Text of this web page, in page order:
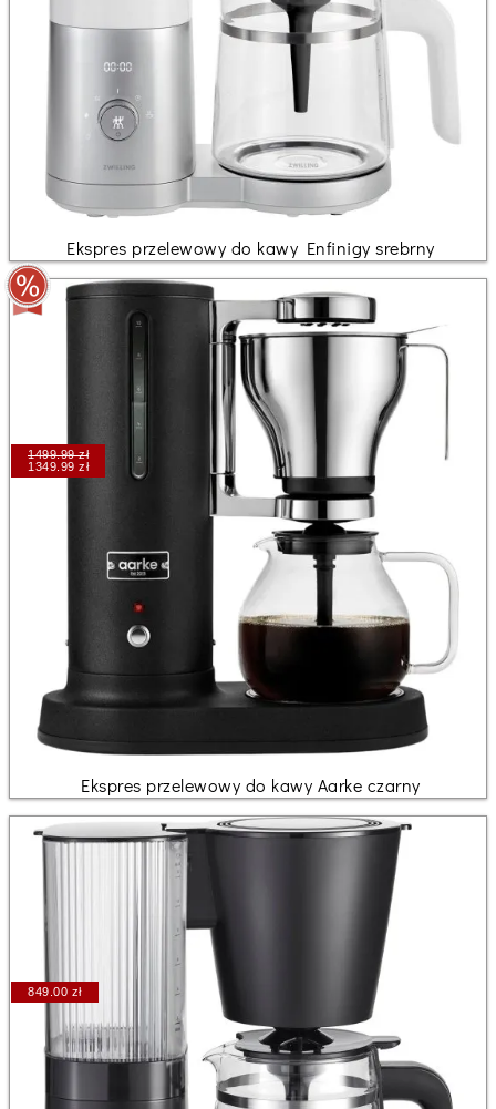
Ekspres przelewowy do kawy Enfinigy srebrny
1499.99 zł
1349.99 zł
Ekspres przelewowy do kawy Aarke czarny
849.00 zł